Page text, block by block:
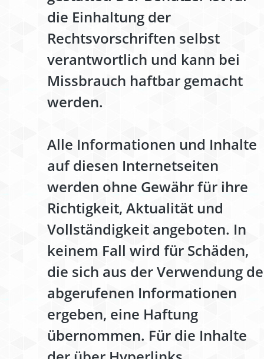
die Einhaltung der
Rechtsvorschriften selbst
verantwortlich und kann bei
Missbrauch haftbar gemacht
werden.
Alle Informationen und Inhalte
auf diesen Internetseiten
werden ohne Gewähr für ihre
Richtigkeit, Aktualität und
Vollständigkeit angeboten. In
keinem Fall wird für Schäden,
die sich aus der Verwendung
abgerufenen Informationen
ergeben, eine Haftung
übernommen. Für die Inhalte